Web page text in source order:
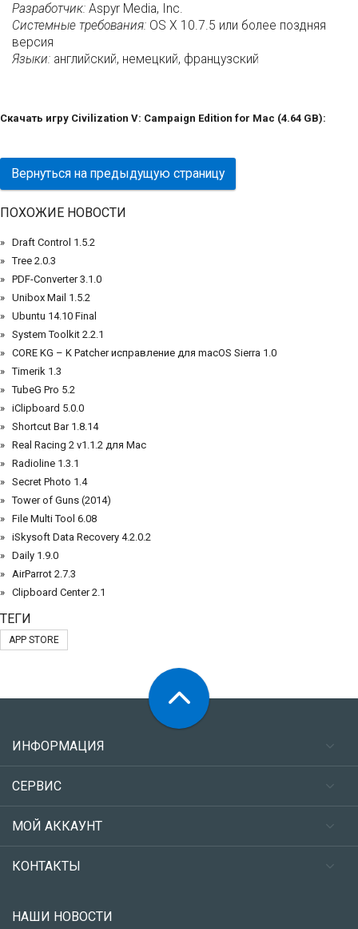
Разработчик: Aspyr Media, Inc.
Системные требования: OS X 10.7.5 или более поздняя
версия
Языки: английский, немецкий, французский
Скачать игру Civilization V: Campaign Edition for Mac (4.64 GB):
Вернуться на предыдущую страницу
ПОХОЖИЕ НОВОСТИ
Draft Control 1.5.2
Tree 2.0.3
PDF-Converter 3.1.0
Unibox Mail 1.5.2
Ubuntu 14.10 Final
System Toolkit 2.2.1
CORE KG – K Patcher исправление для macOS Sierra 1.0
Timerik 1.3
TubeG Pro 5.2
iClipboard 5.0.0
Shortcut Bar 1.8.14
Real Racing 2 v1.1.2 для Mac
Radioline 1.3.1
Secret Photo 1.4
Tower of Guns (2014)
File Multi Tool 6.08
iSkysoft Data Recovery 4.2.0.2
Daily 1.9.0
AirParrot 2.7.3
Clipboard Center 2.1
ТЕГИ
APP STORE
ИНФОРМАЦИЯ
СЕРВИС
МОЙ АККАУНТ
КОНТАКТЫ
НАШИ НОВОСТИ